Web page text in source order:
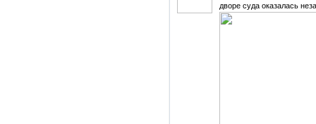
дворе суда оказалась